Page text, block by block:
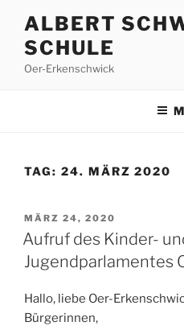
Inhalt
springen
ALBERT
SCHULE
Oer-Erkenschwick
TAG: 24. MÄRZ 2020
VERÖFFENTLICHT
AM
MÄRZ 24, 2020
Aufruf des Kinder-
Jugendparlamentes
Hallo, liebe Oer-
Bürgerinnen,